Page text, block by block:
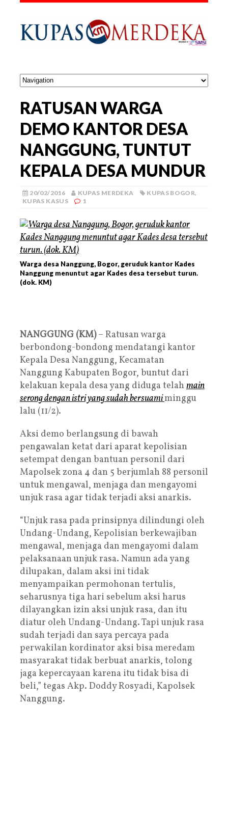
RATUSAN WARGA
DEMO KANTOR DESA
NANGGUNG, TUNTUT
KEPALA DESA MUNDUR
20/02/2016 KUPAS MERDEKA KUPAS BOGOR,
KUPAS KASUS
1
Warga desa Nanggung, Bogor, geruduk kantor Kades
Nanggung menuntut agar Kades desa tersebut turun.
(dok. KM)
NANGGUNG (KM)– Ratusan warga
berbondong-bondong mendatangi kantor
Kepala Desa Nanggung, Kecamatan
Nanggung Kabupaten Bogor, buntut dari
kelakuan kepala desa yang diduga telah main
serong dengan istri yang sudah bersuamiminggu
lalu (11/2).
Aksi demo berlangsung di bawah
pengawalan ketat dari aparat kepolisian
setempat dengan bantuan personil dari
Mapolsek zona 4 dan 5 berjumlah 88 personil
untuk mengawal, menjaga dan mengayomi
unjuk rasa agar tidak terjadi aksi anarkis.
“Unjuk rasa pada prinsipnya dilindungi oleh
Undang-Undang, Kepolisian berkewajiban
mengawal, menjaga dan mengayomi dalam
pelaksanaan unjuk rasa. Namun ada yang
dilupakan, dalam aksi ini tidak
menyampaikan permohonan tertulis,
seharusnya tiga hari sebelum aksi harus
dilayangkan izin aksi unjuk rasa, dan itu
diatur oleh Undang-Undang. Tapi unjuk rasa
sudah terjadi dan saya percaya pada
perwakilan kordinator aksi bisa meredam
masyarakat tidak berbuat anarkis, tolong
jaga kepercayaan karena itu tidak bisa di
beli,” tegas Akp. Doddy Rosyadi, Kapolsek
Nanggung.